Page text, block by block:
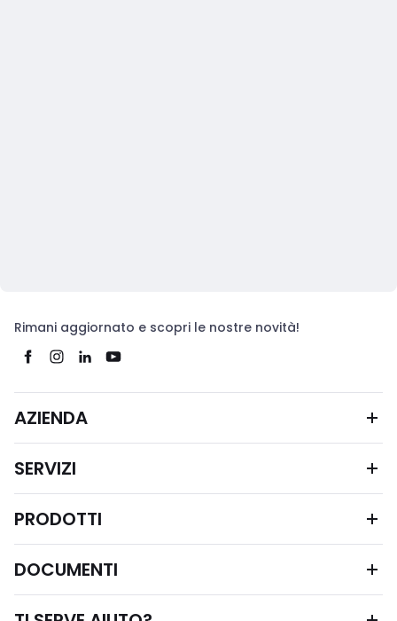
Rimani aggiornato e scopri le nostre novità!
AZIENDA
SERVIZI
PRODOTTI
DOCUMENTI